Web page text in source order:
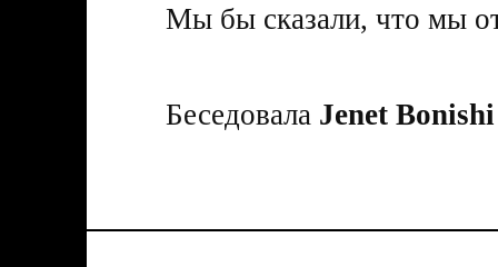
Мы бы сказали, что мы
Беседовала Jenet Bonishi